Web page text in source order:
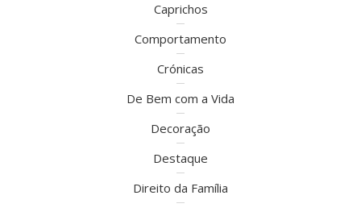
Caprichos
Comportamento
Crónicas
De Bem com a Vida
Decoração
Destaque
Direito da Família